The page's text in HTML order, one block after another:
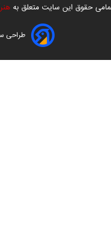
حقوق این سایت متعلق به
طراحی